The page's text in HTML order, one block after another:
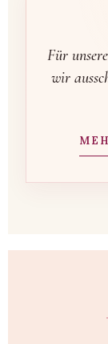
Für
wir